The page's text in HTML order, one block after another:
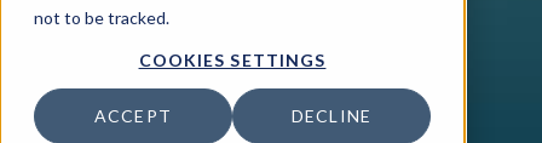
not to be tracked.
COOKIES SETTINGS
ACCEPT DECLINE